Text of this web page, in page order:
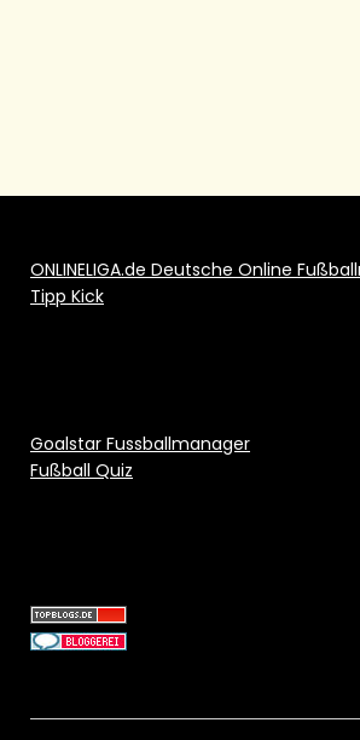
ONLINELIGA.de Deutsche Online
Tipp Kick
Goalstar Fussballmanager
Fußball Quiz